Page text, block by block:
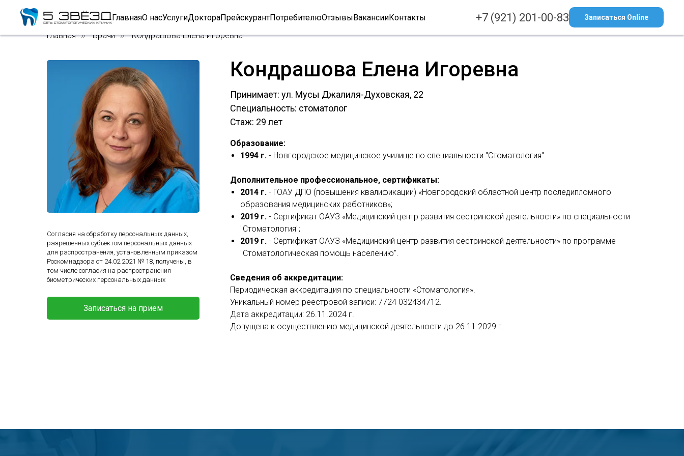
ГлавнаяО насУслугиДоктораПрейскурантПотребителюОтзывыВакансииКонтакты +7 (921) 201-00-83 Записаться Online
Главная » Врачи » Кондрашова Елена Игоревна
Кондрашова Елена Игоревна
Образование:
1994 г. - Новгородское медицинское училище по специальности "Стоматология".
Дополнительное профессиональное, сертификаты:
2014 г. - ГОАУ ДПО (повышения квалификации) «Новгородский областной центр последипломного
образования медицинских работников»;
2019 г. - Сертификат ОАУЗ «Медицинский центр развития сестринской деятельности» по специальности
"Стоматология";
2019 г. - Сертификат ОАУЗ «Медицинский центр развития сестринской деятельности» по программе
"Стоматологическая помощь населению".
Сведения об аккредитации:
Периодическая аккредитация по специальности «Стоматология».
Уникальный номер реестровой записи: 7724 032434712.
Дата аккредитации: 26.11.2024 г.
Допущена к осуществлению медицинской деятельности до 26.11.2029 г.
Согласия на обработку персональных данных,
разрешенных субъектом персональных данных
для распространения, установленным приказом
Роскомнадзора от 24.02.2021 № 18, получены, в
том числе согласия на распространения
биометрических персональных данных
Записаться на прием
Принимает: ул. Мусы Джалиля-Духовская, 22
Специальность: стоматолог
Стаж: 29 лет